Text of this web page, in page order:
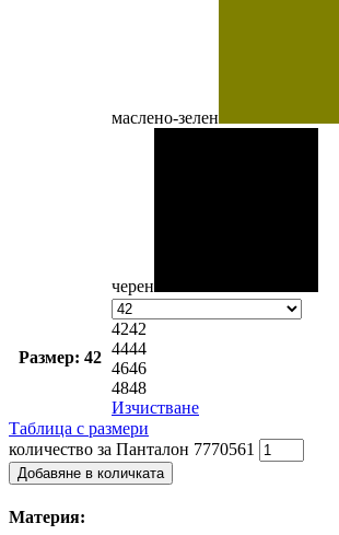
маслено-зелен
черен
Размер: 42
4242
4444
4646
4848
Изчистване
Таблица с размери
количество за Панталон 7770561
Добавяне в количката
Материя: